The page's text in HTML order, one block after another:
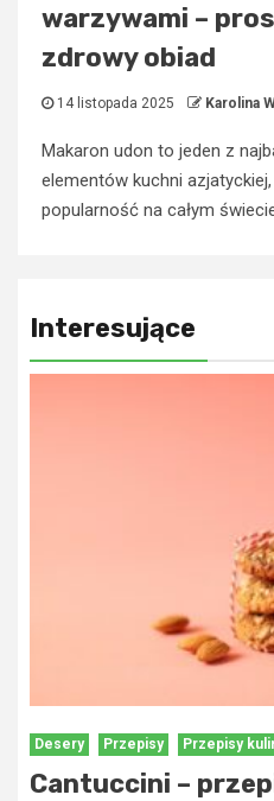
warzywami –
zdrowy obiad
14 listopada 2025 Karolina
Makaron udon to jeden z
elementów kuchni
popularność na całym
Interesujące
Desery Przepisy Przepisy
Cantuccini –